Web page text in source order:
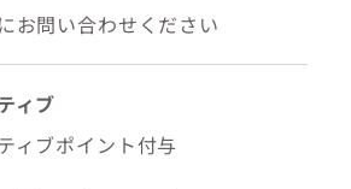
お問い合わせください
ィブ
ィブポイント付与